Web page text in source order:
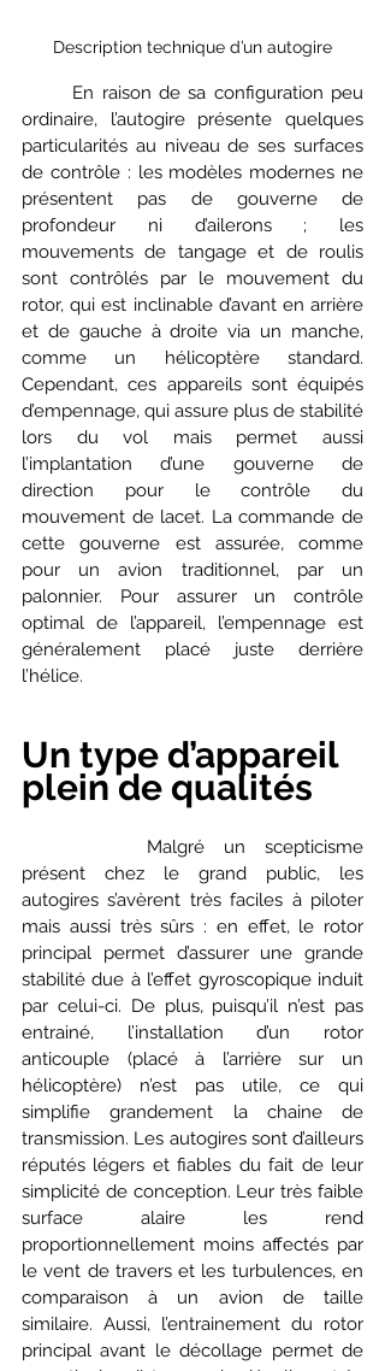
Description technique d’un autogire
ordinaire, l’autogire présente quelques
particularités au niveau de ses surfaces
de contrôle : les modèles modernes ne
présentent pas de gouverne de
profondeur ni d’ailerons ; les
mouvements de tangage et de roulis
sont contrôlés par le mouvement du
rotor, qui est inclinable d’avant en arrière
et de gauche à droite via un manche,
comme un hélicoptère standard.
Cependant, ces appareils sont équipés
d’empennage, qui assure plus de stabilité
lors du vol mais permet aussi
l’implantation d’une gouverne de
direction pour le contrôle du
mouvement de lacet. La commande de
cette gouverne est assurée, comme
pour un avion traditionnel, par un
palonnier. Pour assurer un contrôle
optimal de l’appareil, l’empennage est
généralement placé juste derrière
l’hélice.
Un type d’appareil
plein de qualités
présent chez le grand public, les
autogires s’avèrent très faciles à piloter
mais aussi très sûrs : en effet, le rotor
principal permet d’assurer une grande
stabilité due à l’effet gyroscopique induit
par celui-ci. De plus, puisqu’il n’est pas
entrainé, l’installation d’un rotor
anticouple (placé à l’arrière sur un
hélicoptère) n’est pas utile, ce qui
simplifie grandement la chaine de
transmission. Les autogires sont d’ailleurs
réputés légers et fiables du fait de leur
simplicité de conception. Leur très faible
surface alaire les rend
proportionnellement moins affectés par
le vent de travers et les turbulences, en
comparaison à un avion de taille
similaire. Aussi, l’entrainement du rotor
principal avant le décollage permet de